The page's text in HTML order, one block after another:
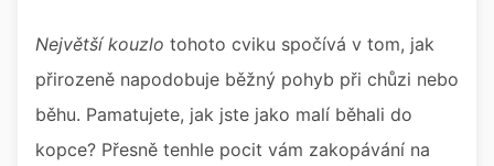
Největší kouzlo tohoto cviku spočívá v tom, jak
přirozeně napodobuje běžný pohyb při chůzi nebo
běhu. Pamatujete, jak jste jako malí běhali do
kopce? Přesně tenhle pocit vám zakopávání na